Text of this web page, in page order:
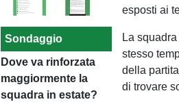
Sondaggio
Dove va rinforzata
maggiormente la
squadra in estate?
esposti ai
La
stesso
della
di trovare